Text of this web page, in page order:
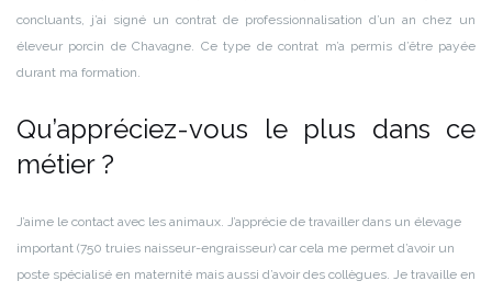
concluants, j’ai signé un contrat de professionnalisation d’un an chez un
éleveur porcin de Chavagne. Ce type de contrat m’a permis d’être payée
durant ma formation.
Qu’appréciez-vous le plus dans ce
métier ?
J’aime le contact avec les animaux. J’apprécie de travailler dans un élevage
important (750 truies naisseur-engraisseur) car cela me permet d’avoir un
poste spécialisé en maternité mais aussi d’avoir des collègues. Je travaille en